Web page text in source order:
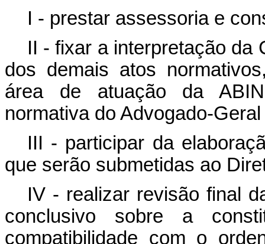
I - prestar assessoria e
II - fixar a interpretação da
dos demais atos
área de atuação da
normativa do Advogado-
III - participar da
que serão submetidas ao
IV - realizar revisão final
conclusivo sobre a
compatibilidade com o